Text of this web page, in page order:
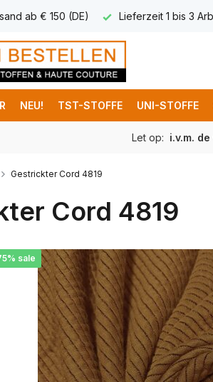
1 bis 3 Arbeitstage Lieferung
NEU! TST-STOFFE UNI-STOFFE
Let op: i.v.m.
Gestrickter Cord 4819
Cord 4819
sale